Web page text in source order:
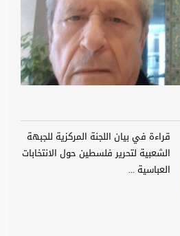
قراءة في بيان اللجنة المركزية للجبهة
الشعبية لتحرير فلسطين حول الانتخابات
العباسية ...